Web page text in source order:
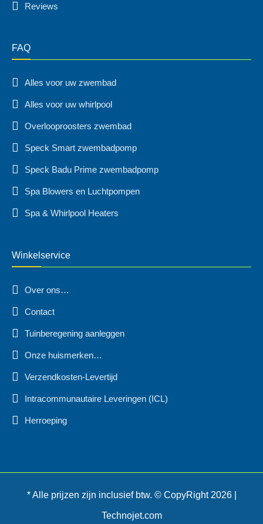
Reviews
FAQ
Alles voor uw zwembad
Alles voor uw whirlpool
Overlooproosters zwembad
Speck Smart zwembadpomp
Speck Badu Prime zwembadpomp
Spa Blowers en Luchtpompen
Spa & Whirlpool Heaters
Winkelservice
Over ons…
Contact
Tuinberegening aanleggen
Onze huismerken…
Verzendkosten-Levertijd
Intracommunautaire Leveringen (ICL)
Herroeping
* Alle prijzen zijn inclusief btw. © CopyRight 2026 |
Technojet.com